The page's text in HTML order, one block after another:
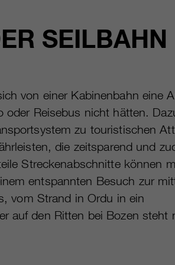
SEILBAHN
von einer Kabinenbahn eine
oder Reisebus nicht hätten.
zu touristischen
die zeitsparend und
Streckenabschnitte können
entspannten Besuch zur
vom Strand in Ordu in ein
auf den Ritten bei Bozen steht